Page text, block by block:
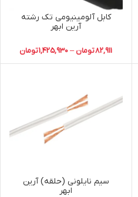
کابل آلومینیومی تک رشته
آرین ابهر
82,911تومان –
1,425,930تومان
سیم نایلونی (حلقه) آرین
ابهر